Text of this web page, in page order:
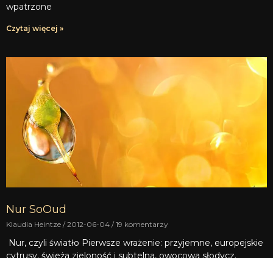
wpatrzone
Czytaj więcej »
Nur SoOud
Klaudia Heintze 2012-06-04 19 komentarzy
Nur, czyli światło Pierwsze wrażenie: przyjemne, europejskie
cytrusy, świeża zieloność i subtelna, owocowa słodycz.